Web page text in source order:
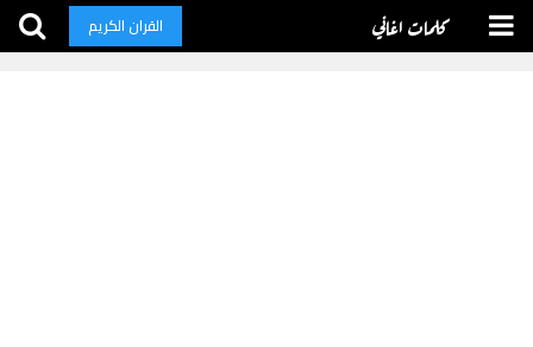
كلمات اغاني القران الكريم